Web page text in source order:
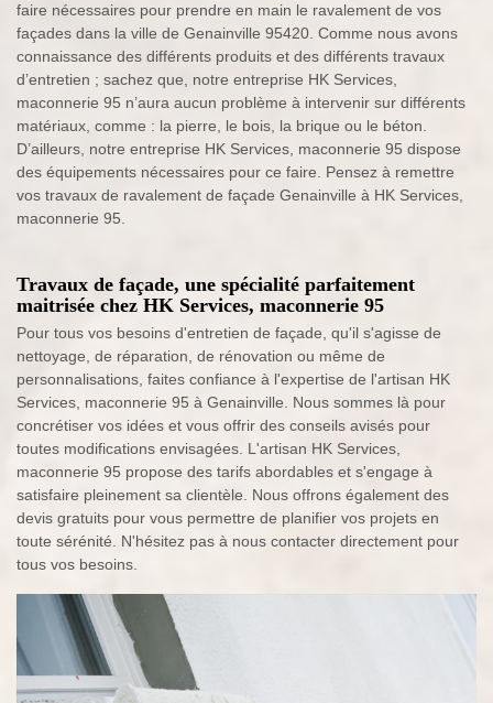
faire nécessaires pour prendre en main le ravalement de vos
façades dans la ville de Genainville 95420. Comme nous avons
connaissance des différents produits et des différents travaux
d’entretien ; sachez que, notre entreprise HK Services,
maconnerie 95 n’aura aucun problème à intervenir sur différents
matériaux, comme : la pierre, le bois, la brique ou le béton.
D’ailleurs, notre entreprise HK Services, maconnerie 95 dispose
des équipements nécessaires pour ce faire. Pensez à remettre
vos travaux de ravalement de façade Genainville à HK Services,
maconnerie 95.
Travaux de façade, une spécialité parfaitement
maitrisée chez HK Services, maconnerie 95
Pour tous vos besoins d'entretien de façade, qu'il s'agisse de
nettoyage, de réparation, de rénovation ou même de
personnalisations, faites confiance à l'expertise de l'artisan HK
Services, maconnerie 95 à Genainville. Nous sommes là pour
concrétiser vos idées et vous offrir des conseils avisés pour
toutes modifications envisagées. L'artisan HK Services,
maconnerie 95 propose des tarifs abordables et s'engage à
satisfaire pleinement sa clientèle. Nous offrons également des
devis gratuits pour vous permettre de planifier vos projets en
toute sérénité. N'hésitez pas à nous contacter directement pour
tous vos besoins.